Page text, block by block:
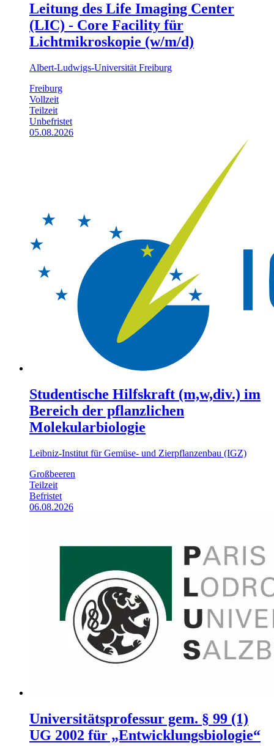
Leitung des Life Imaging Center
(LIC) - Core Facility für
Lichtmikroskopie (w/m/d)
Albert-Ludwigs-Universität Freiburg
Freiburg
Vollzeit
Teilzeit
Unbefristet
05.08.2026
Studentische Hilfskraft (m,w,div.) im
Bereich der pflanzlichen
Molekularbiologie
Leibniz-Institut für Gemüse- und Zierpflanzenbau (IGZ)
Großbeeren
Teilzeit
Befristet
06.08.2026
Universitätsprofessur gem. § 99 (1)
UG 2002 für „Entwicklungsbiologie“